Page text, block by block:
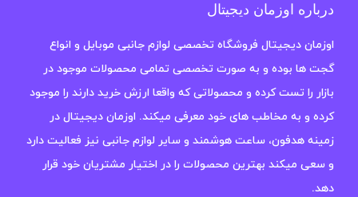
درباره اوزمان دیجیتال
اوزمان دیجیتال فروشگاه تخصصی لوازم جانبی موبایل و انواع
گجت ها بوده و به صورت تخصصی تمامی محصولات موجود در
بازار را تست کرده و محصولاتی که واقعا ارزش خرید دارند را موجود
کرده و به مخاطب های خود معرفی میکند. اوزمان دیجیتال در
زمینه هدفون، ساعت هوشمند و سایر لوازم جانبی نیز فعالیت دارد
و سعی میکند بهترین محصولات را در اختیار مشتریان خود قرار
دهد.